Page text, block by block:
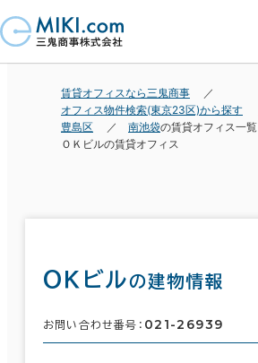
賃貸オフィスなら三鬼商事
オフィス物件検索(東京23区)から探す
豊島区
南池袋の賃貸オフィス一覧
ＯＫビルの賃貸オフィス
ＯＫビルの建物情報
お問い合わせ番号： 021-26939